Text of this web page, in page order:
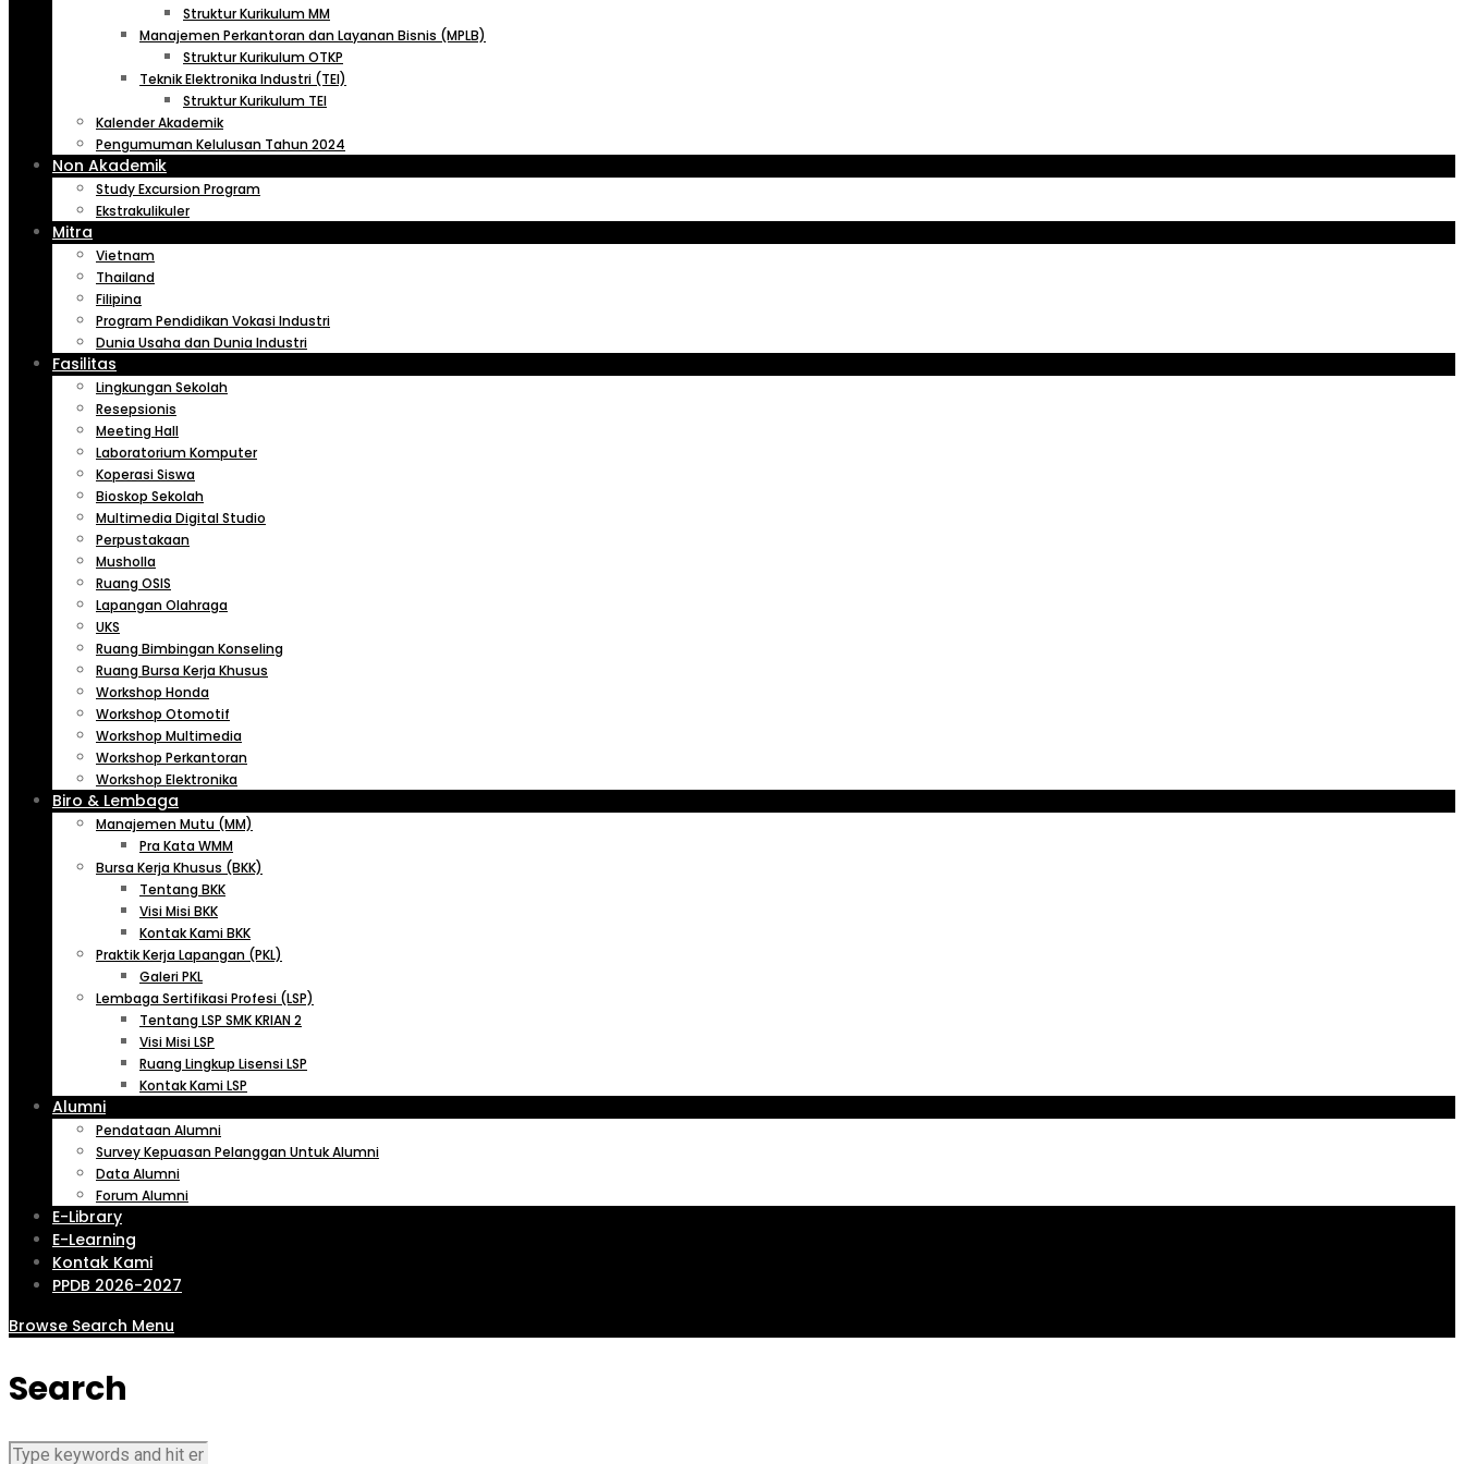
Struktur Kurikulum MM
Manajemen Perkantoran dan Layanan Bisnis (MPLB)
Struktur Kurikulum OTKP
Teknik Elektronika Industri (TEI)
Struktur Kurikulum TEI
Kalender Akademik
Pengumuman Kelulusan Tahun 2024
Non Akademik
Study Excursion Program
Ekstrakulikuler
Mitra
Vietnam
Thailand
Filipina
Program Pendidikan Vokasi Industri
Dunia Usaha dan Dunia Industri
Fasilitas
Lingkungan Sekolah
Resepsionis
Meeting Hall
Laboratorium Komputer
Koperasi Siswa
Bioskop Sekolah
Multimedia Digital Studio
Perpustakaan
Musholla
Ruang OSIS
Lapangan Olahraga
UKS
Ruang Bimbingan Konseling
Ruang Bursa Kerja Khusus
Workshop Honda
Workshop Otomotif
Workshop Multimedia
Workshop Perkantoran
Workshop Elektronika
Biro & Lembaga
Manajemen Mutu (MM)
Pra Kata WMM
Bursa Kerja Khusus (BKK)
Tentang BKK
Visi Misi BKK
Kontak Kami BKK
Praktik Kerja Lapangan (PKL)
Galeri PKL
Lembaga Sertifikasi Profesi (LSP)
Tentang LSP SMK KRIAN 2
Visi Misi LSP
Ruang Lingkup Lisensi LSP
Kontak Kami LSP
Alumni
Pendataan Alumni
Survey Kepuasan Pelanggan Untuk Alumni
Data Alumni
Forum Alumni
E-Library
E-Learning
Kontak Kami
PPDB 2026-2027
Browse Search Menu
Search